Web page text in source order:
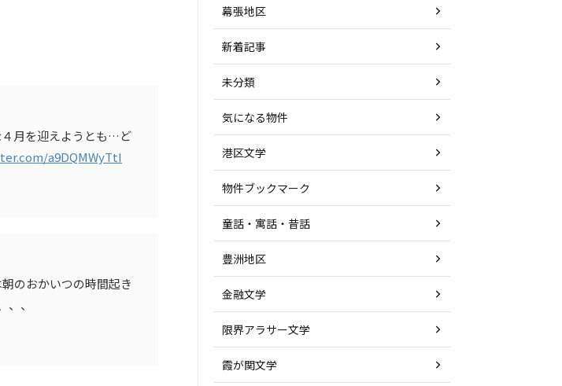
月を迎えようとも…ど
a9DQMWyTtI
のおかいつの時間起き
、
幕張地区
新着記事
未分類
気になる物件
港区文学
物件ブックマーク
童話・寓話・昔話
豊洲地区
金融文学
限界アラサー文学
霞が関文学